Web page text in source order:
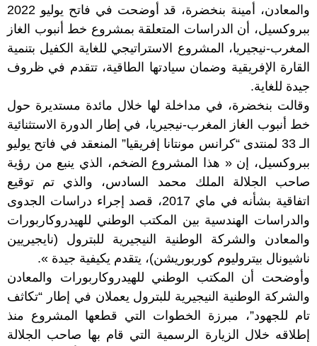
والمعادن، أمينة بنخضرة، قد أوضحت في فاتح يوليو 2022
ببروكسيل، أن الدراسات المتعلقة بمشروع خط أنبوب الغاز
المغرب-نيجيريا، المشروع الاستراتيجي للغاية الكفيل بتنمية
القارة الإفريقية وضمان سيادتها الطاقية، تتقدم في ظروف
جيدة للغاية.
وقالت بنخضرة، في مداخلة لها خلال مائدة مستديرة حول
خط أنبوب الغاز المغرب-نيجيريا، في إطار الدورة الاستثنائية
الـ 33 لمنتدى “كرانس مونتانا إفريقيا” المنعقد في فاتح يوليو
ببروكسيل، إن « هذا المشروع الضخم، الذي ينبع من رؤية
صاحب الجلالة الملك محمد السادس، والذي تم توقيع
اتفاقية بشأنه في ماي 2017، قصد إجراء دراسات الجدوى
والدراسات الهندسية بين المكتب الوطني للهيدروكاربورات
والمعادن والشركة الوطنية النيجيرية للبترول (نايجيريين
ناشيونال بيتروليوم كوربوريشن)، يتقدم يكيفية جيدة ».
وأوضحت أن المكتب الوطني للهيدروكاربورات والمعادن
والشركة الوطنية النيجيرية للبترول يعملان في إطار “تكاثف
تام للجهود”، مبرزة الخطوات التي قطعها المشروع منذ
إطلاقه خلال الزيارة الرسمية التي قام بها صاحب الجلالة